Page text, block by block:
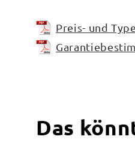
Preis- und
Das